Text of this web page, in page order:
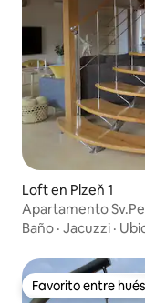
Loft en Plzeň 1
Apartamento
Baño · Jacuzzi ·
Favorito entre
Favorito entre